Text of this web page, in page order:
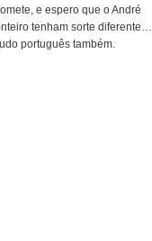
e espero que o André
tenham sorte diferente…
português também.